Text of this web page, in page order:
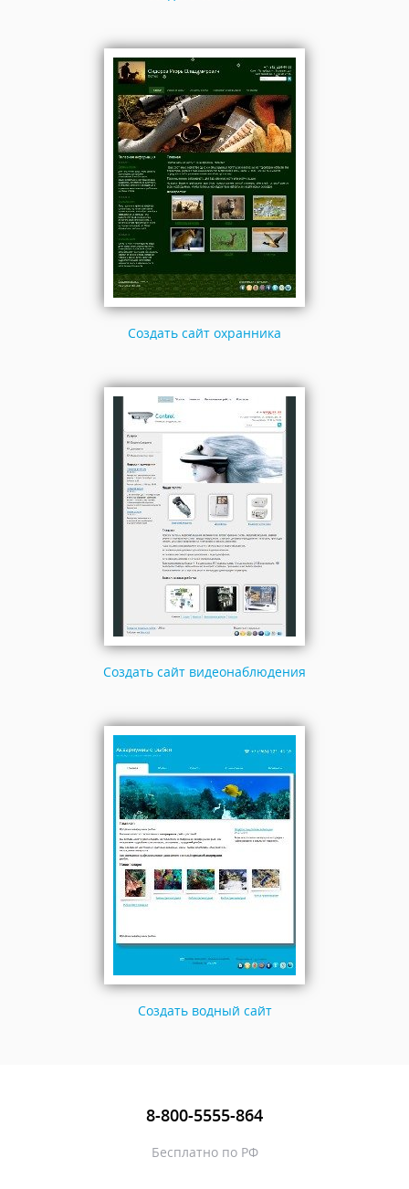
Создать сайт охранника
Создать сайт видеонаблюдения
Создать водный сайт
8-800-5555-864
Бесплатно по РФ